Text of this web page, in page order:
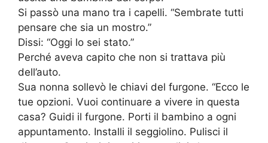
Si passò una mano tra i capelli. “Sembrate tutti
pensare che sia un mostro.”
Dissi: “Oggi lo sei stato.”
Perché aveva capito che non si trattava più
dell’auto.
Sua nonna sollevò le chiavi del furgone. “Ecco le
tue opzioni. Vuoi continuare a vivere in questa
casa? Guidi il furgone. Porti il bambino a ogni
appuntamento. Installi il seggiolino. Pulisci il